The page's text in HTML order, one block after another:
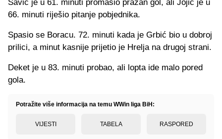
Savić je u 61. minuti promašio prazan gol, ali Jojić je u
66. minuti riješio pitanje pobjednika.
Spasio se Boracu. 72. minuti kada je Grbić bio u dobroj
prilici, a minut kasnije prijetio je Hrelja na drugoj strani.
Deket je u 83. minuti probao, ali lopta ide malo pored
gola.
Potražite više informacija na temu WWin liga BiH:
VIJESTI TABELA RASPORED